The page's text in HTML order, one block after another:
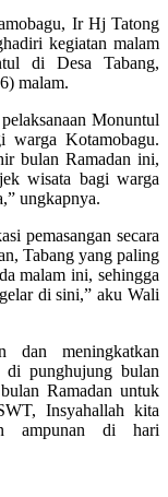
Ir Hj Tatong
kegiatan malam
di Desa Tabang,
malam.
Monuntul
warga Kotamobagu.
bulan Ramadan ini,
wisata bagi warga
ungkapnya.
pemasangan secara
Tabang yang paling
malam ini, sehingga
di sini,” aku Wali
dan meningkatkan
punghujung bulan
Ramadan untuk
Insyahallah kita
ampunan di hari